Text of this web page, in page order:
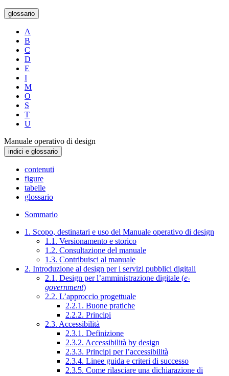
glossario
A
B
C
D
E
I
M
O
S
T
U
Manuale operativo di design
indici e glossario
contenuti
figure
tabelle
glossario
Sommario
1. Scopo, destinatari e uso del Manuale operativo di design
1.1. Versionamento e storico
1.2. Consultazione del manuale
1.3. Contribuisci al manuale
2. Introduzione al design per i servizi pubblici digitali
2.1. Design per l’amministrazione digitale (e-
government)
2.2. L’approccio progettuale
2.2.1. Buone pratiche
2.2.2. Principi
2.3. Accessibilità
2.3.1. Definizione
2.3.2. Accessibilità by design
2.3.3. Principi per l’accessibilità
2.3.4. Linee guida e criteri di successo
2.3.5. Come rilasciare una dichiarazione di